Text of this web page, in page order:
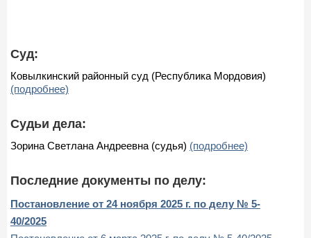
Суд:
Ковылкинский районный суд (Республика Мордовия)
(подробнее)
Судьи дела:
Зорина Светлана Андреевна (судья) (подробнее)
Последние документы по делу:
Постановление от 24 ноября 2025 г. по делу № 5-
40/2025